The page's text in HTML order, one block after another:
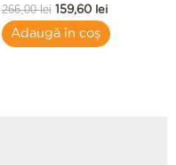
266,00lei 159,60 lei
Adaugă în coș